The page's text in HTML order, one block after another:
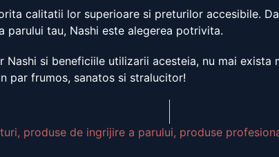
calitatii lor superioare si preturilor accesibile.
tau, Nashi este alegerea potrivita.
si beneficiile utilizarii acesteia, nu mai exista
par frumos, sanatos si stralucitor!
, produse de ingrijire a parului, produse